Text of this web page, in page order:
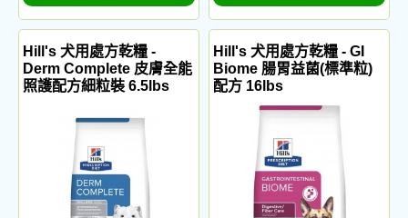
Hill's 犬用處方乾糧 -
Derm Complete 皮膚全能
照護配方細粒裝 6.5lbs
Hill's 犬用處方乾糧 - GI
Biome 腸胃益菌(標準粒)
配方 16lbs